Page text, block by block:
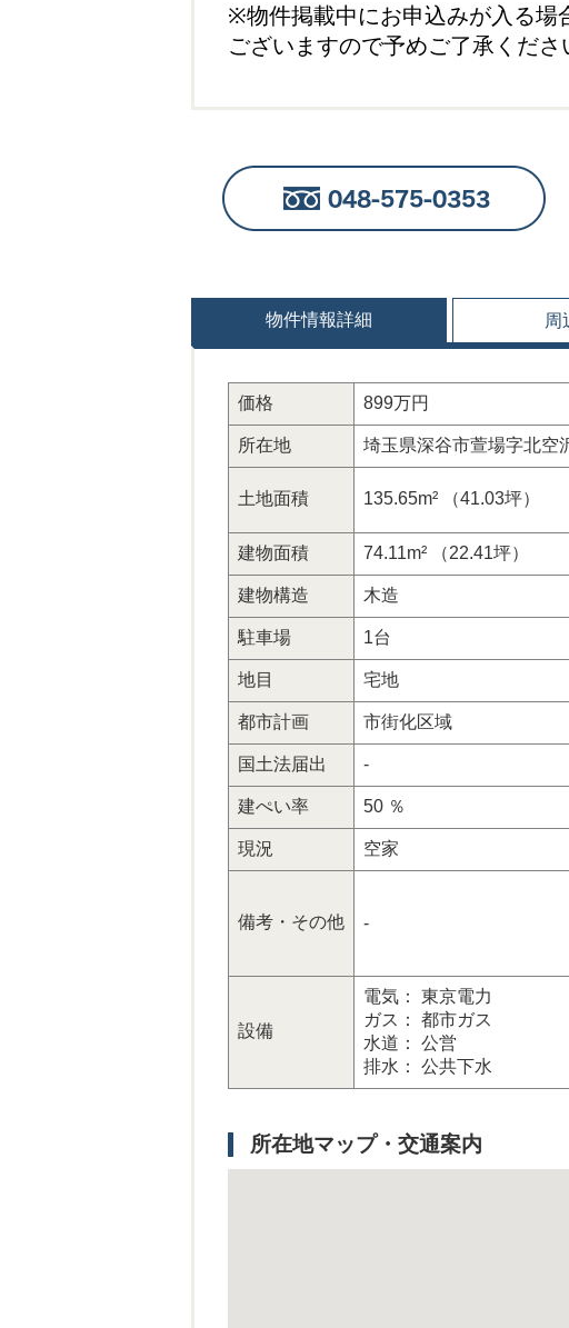
※物件掲載中にお申込みが入る場
ございますので予めご了承くださ
物件情報詳細 周
価格 899万円
所在地 埼玉県深谷市萱場字北空
土地面積 135.65m² （41.03坪）
建物面積 74.11m² （22.41坪）
建物構造 木造
駐車場 1台
地目 宅地
都市計画 市街化区域
国土法届出 -
建ぺい率 50 ％
現況 空家
備考・その他 -
設備
電気： 東京電力
ガス： 都市ガス
水道： 公営
排水： 公共下水
所在地マップ・交通案内